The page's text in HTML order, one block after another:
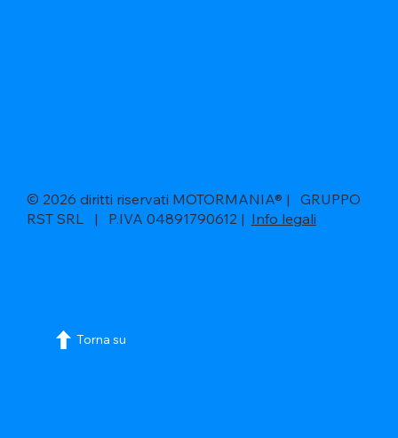
© 2026 diritti riservati MOTORMANIA® | GRUPPO
RST SRL | P.IVA 04891790612 | Info legali
Torna su